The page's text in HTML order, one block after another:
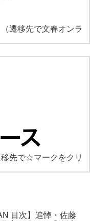
（遷移先で文春オンラ
移先で☆マークをクリ
目次】追悼・佐藤